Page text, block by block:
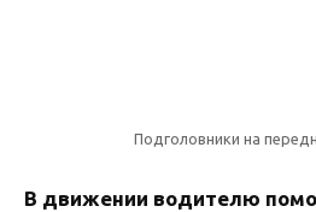
Подголовники на
В движении водителю